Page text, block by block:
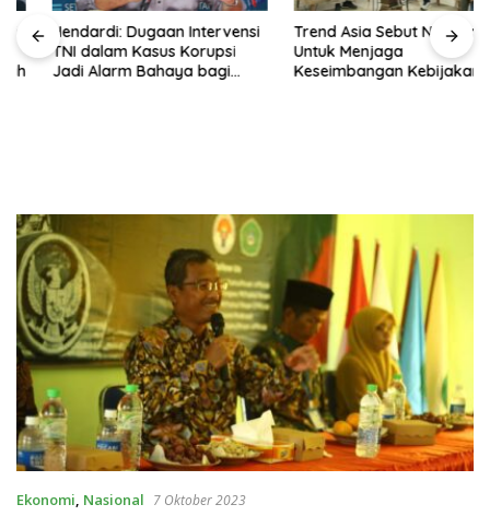
Hendardi: Dugaan Intervensi
TNI dalam Kasus Korupsi
Jadi Alarm Bahaya bagi
Trend Asia Sebut NGO Hadir
Untuk Menjaga
Keseimbangan Kebijakan
Ekonomi, Nasional 7 Oktober 2023